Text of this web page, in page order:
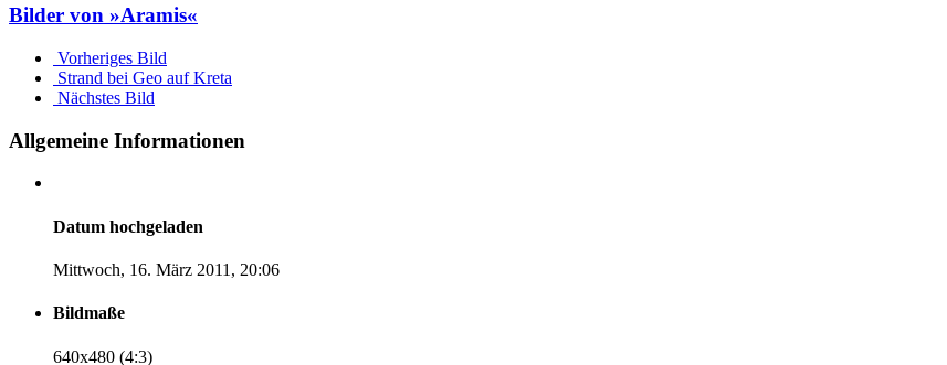
Bilder von »Aramis«
Vorheriges Bild
Strand bei Geo auf Kreta
Nächstes Bild
Allgemeine Informationen
Datum hochgeladen
Mittwoch, 16. März 2011, 20:06
Bildmaße
640x480 (4:3)